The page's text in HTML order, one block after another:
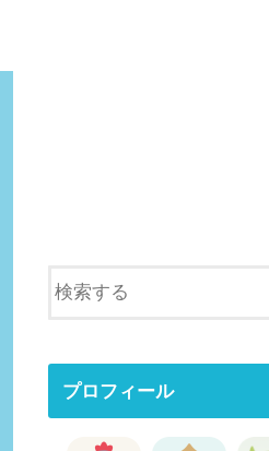
プロフィール